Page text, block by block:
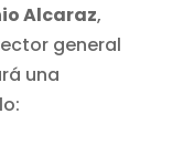
Alcaraz,
general
una